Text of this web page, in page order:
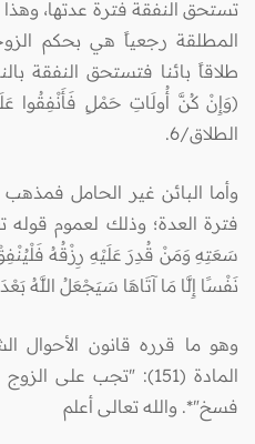
تستحق النفقة فترة عدتها،
المطلقة رجعياً هي بحكم
طلاقاً بائنا فتستحق النفقة
(وَإِنْ كُنَّ أُولَاتِ حَمْلٍ
الطلاق/6.
وأما البائن غير الحامل
فترة العدة؛ وذلك لعموم
سَعَتِهِ وَمَنْ قُدِرَ عَلَيْهِ رِزْقُهُ فَلْيُنْفِقْ
نَفْسًا إِلَّا مَا آتَاهَا سَيَجْعَلُ اللَّهُ
المادة (151): "تجب على
فسخ"*. والله تعالى أعلم